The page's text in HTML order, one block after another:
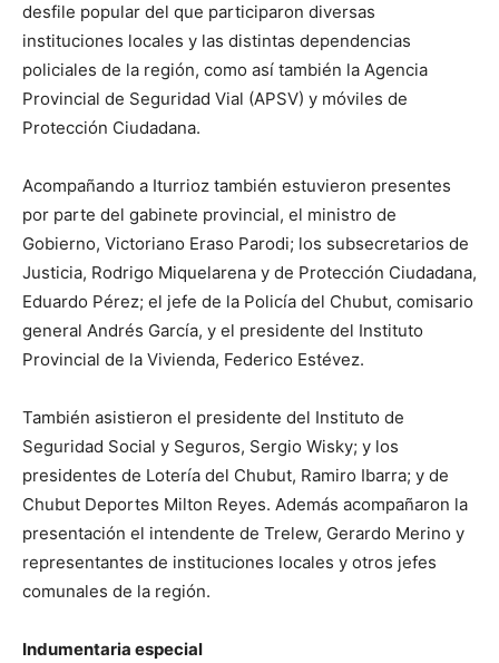
desfile popular del que participaron diversas
instituciones locales y las distintas dependencias
policiales de la región, como así también la Agencia
Provincial de Seguridad Vial (APSV) y móviles de
Protección Ciudadana.
Acompañando a Iturrioz también estuvieron presentes
por parte del gabinete provincial, el ministro de
Gobierno, Victoriano Eraso Parodi; los subsecretarios de
Justicia, Rodrigo Miquelarena y de Protección Ciudadana,
Eduardo Pérez; el jefe de la Policía del Chubut, comisario
general Andrés García, y el presidente del Instituto
Provincial de la Vivienda, Federico Estévez.
También asistieron el presidente del Instituto de
Seguridad Social y Seguros, Sergio Wisky; y los
presidentes de Lotería del Chubut, Ramiro Ibarra; y de
Chubut Deportes Milton Reyes. Además acompañaron la
presentación el intendente de Trelew, Gerardo Merino y
representantes de instituciones locales y otros jefes
comunales de la región.
Indumentaria especial